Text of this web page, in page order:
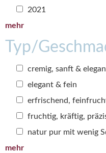
2021
mehr
Typ/
cremig, sanft &
elegant & fein
erfrischend,
fruchtig, kräftig,
natur pur mit wenig
mehr